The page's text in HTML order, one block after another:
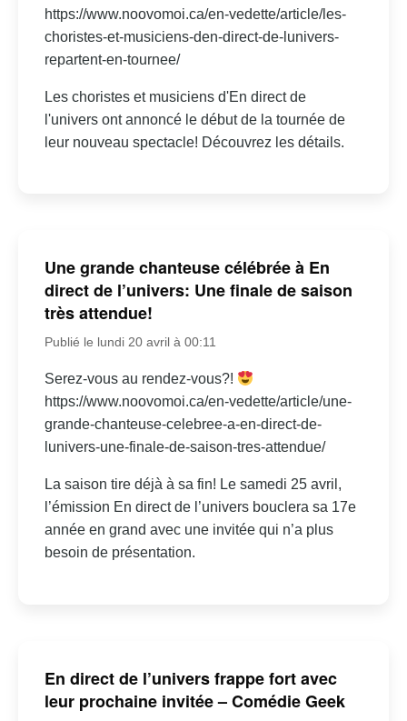
https://www.noovomoi.ca/en-vedette/article/les-
choristes-et-musiciens-den-direct-de-lunivers-
repartent-en-tournee/
Les choristes et musiciens d'En direct de
l'univers ont annoncé le début de la tournée de
leur nouveau spectacle! Découvrez les détails.
Une grande chanteuse célébrée à En
direct de l’univers: Une finale de saison
très attendue!
Publié le lundi 20 avril à 00:11
Serez-vous au rendez-vous?!
https://www.noovomoi.ca/en-vedette/article/une-
grande-chanteuse-celebree-a-en-direct-de-
lunivers-une-finale-de-saison-tres-attendue/
La saison tire déjà à sa fin! Le samedi 25 avril,
l’émission En direct de l’univers bouclera sa 17e
année en grand avec une invitée qui n’a plus
besoin de présentation.
En direct de l’univers frappe fort avec
leur prochaine invitée – Comédie Geek